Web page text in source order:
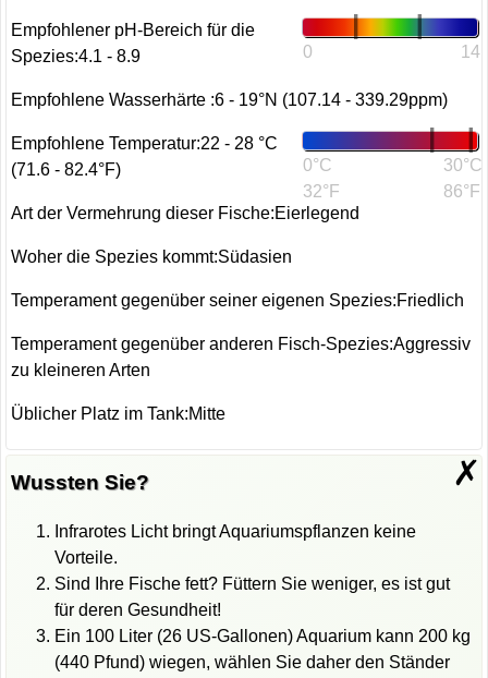
0 14
Empfohlener pH-Bereich für die
Spezies:4.1 - 8.9
Empfohlene Wasserhärte :6 - 19°N (107.14 - 339.29ppm)
0°C
32°F
30°C
86°F
Empfohlene Temperatur:22 - 28 °C
(71.6 - 82.4°F)
Art der Vermehrung dieser Fische:Eierlegend
Woher die Spezies kommt:Südasien
Temperament gegenüber seiner eigenen Spezies:Friedlich
Temperament gegenüber anderen Fisch-Spezies:Aggressiv
zu kleineren Arten
Üblicher Platz im Tank:Mitte
✗
Wussten Sie?
Infrarotes Licht bringt Aquariumspflanzen keine
Vorteile.
Sind Ihre Fische fett? Füttern Sie weniger, es ist gut
für deren Gesundheit!
Ein 100 Liter (26 US-Gallonen) Aquarium kann 200 kg
(440 Pfund) wiegen, wählen Sie daher den Ständer